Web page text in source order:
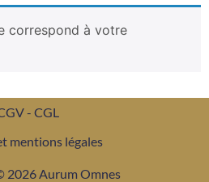
correspond à votre
- CGL
mentions légales
2026 Aurum Omnes